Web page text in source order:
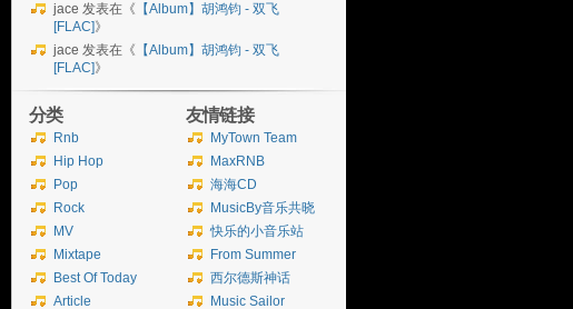
jace 发表在《 【Album】胡鸿钧 - 双飞
[FLAC]》
jace 发表在《 【Album】胡鸿钧 - 双飞
[FLAC]》
友情链接
MyTown Team
MaxRNB
海海CD
MusicBy音乐共晓
快乐的小音乐站
From Summer
西尔德斯神话
Music Sailor
分类
Rnb
Hip Hop
Pop
Rock
MV
Mixtape
Best Of Today
Article